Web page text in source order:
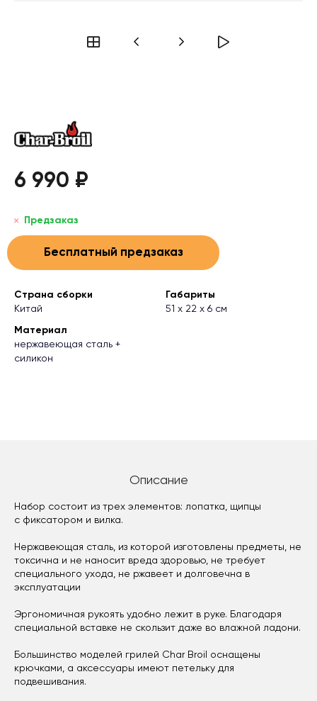
6 990 ₽
Предзаказ
Бесплатный предзаказ
Страна сборки
Китай
Габариты
51 х 22 х 6 см
Материал
нержавеющая сталь +
силикон
Описание
Набор состоит из трех элементов: лопатка, щипцы
с фиксатором и вилка.
Нержавеющая сталь, из которой изготовлены предметы, не
токсична и не наносит вреда здоровью, не требует
специального ухода, не ржавеет и долговечна в
эксплуатации
Эргономичная рукоять удобно лежит в руке. Благодаря
специальной вставке не скользит даже во влажной ладони.
Большинство моделей грилей Char Broil оснащены
крючками, а аксессуары имеют петельку для
подвешивания.